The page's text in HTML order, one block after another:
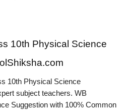
10th Physical Science
10th Physical Science
subject teachers. WB
Suggestion with 100% Common